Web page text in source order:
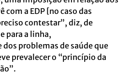
com a EDP [no caso das
contestar”, diz, de
para a linha,
problemas de saúde que
prevalecer o “princípio da